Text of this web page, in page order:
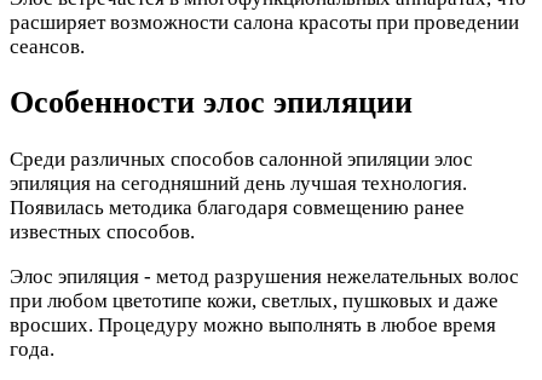
расширяет возможности салона красоты при проведении
сеансов.
Особенности элос эпиляции
Среди различных способов салонной эпиляции элос
эпиляция на сегодняшний день лучшая технология.
Появилась методика благодаря совмещению ранее
известных способов.
Элос эпиляция - метод разрушения нежелательных волос
при любом цветотипе кожи, светлых, пушковых и даже
вросших. Процедуру можно выполнять в любое время
года.